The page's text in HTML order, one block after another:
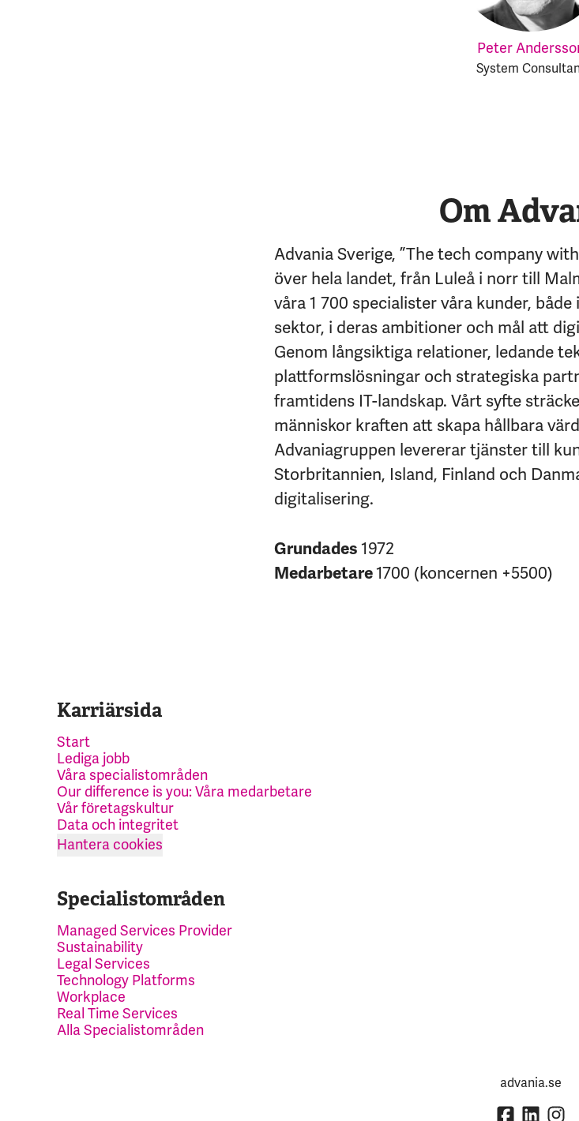
Peter
System
Om
Advania Sverige, ”The tech company
över hela landet, från Luleå i norr till
våra 1 700 specialister våra kunder,
sektor, i deras ambitioner och mål att
Genom långsiktiga relationer, ledande
plattformslösningar och strategiska
framtidens IT-landskap. Vårt syfte
människor kraften att skapa hållbara
Advaniagruppen levererar tjänster till
Storbritannien, Island, Finland och
digitalisering.
Grundades1972
Medarbetare1700 (koncernen +5500)
Karriärsida
Start
Lediga jobb
Våra specialistområden
Our difference is you: Våra medarbetare
Vår företagskultur
Data och integritet
Hantera cookies
Specialistområden
Managed Services Provider
Sustainability
Legal Services
Technology Platforms
Workplace
Real Time Services
Alla Specialistområden
advania.se